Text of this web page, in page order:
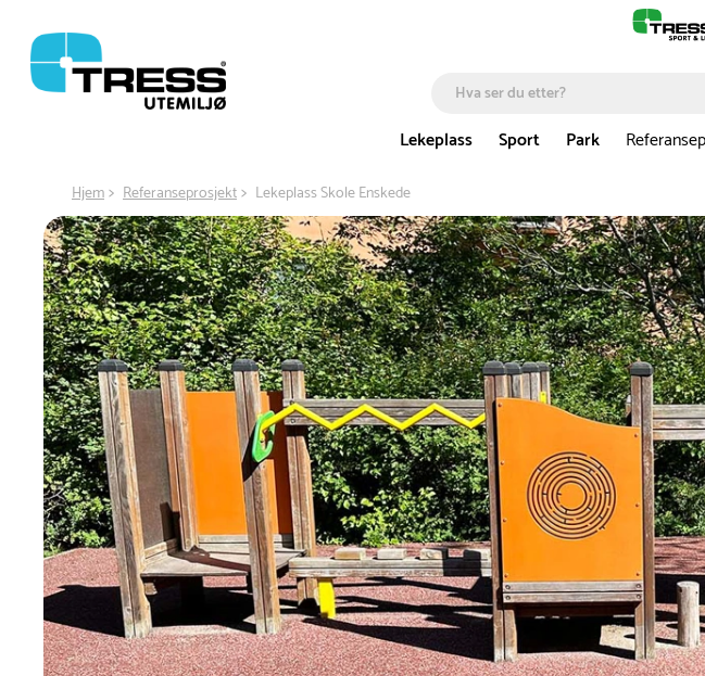
Lekeplass
Sport Park
Hjem Referanseprosjekt Lekeplass Skole Enskede